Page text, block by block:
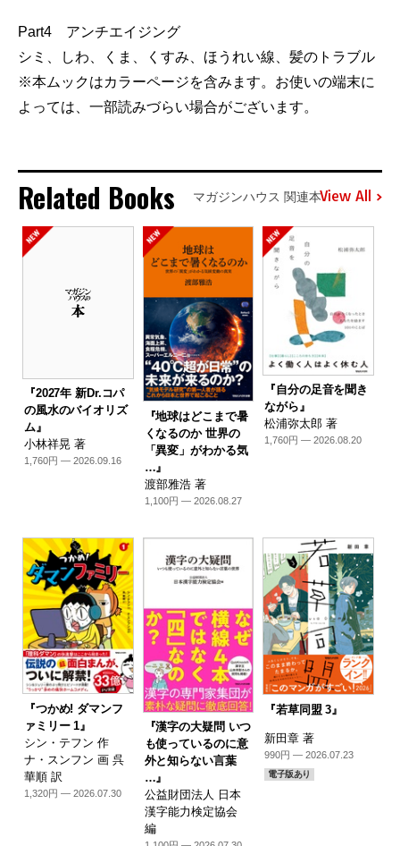
Part4 アンチエイジング
シミ、しわ、くま、くすみ、ほうれい線、髪のトラブル
※本ムックはカラーページを含みます。お使いの端末に
よっては、一部読みづらい場合がございます。
Related Books マガジンハウス 関連本View All
『2027年 新Dr.コパ
の風水のバイオリズ
ム』
小林祥晃 著
1,760円 — 2026.09.16
『地球はどこまで暑
くなるのか 世界の
「異変」がわかる気
…』
渡部雅浩 著
1,100円 — 2026.08.27
『自分の足音を聞き
ながら』
松浦弥太郎 著
1,760円 — 2026.08.20
『つかめ! ダマンフ
ァミリー 1』
シン・テフン 作
ナ・スンフン 画 呉
華順 訳
1,320円 — 2026.07.30
『漢字の大疑問 いつ
も使っているのに意
外と知らない言葉
…』
公益財団法人 日本
漢字能力検定協会
編
『若草同盟 3』
新田章 著
990円 — 2026.07.23
電子版あり